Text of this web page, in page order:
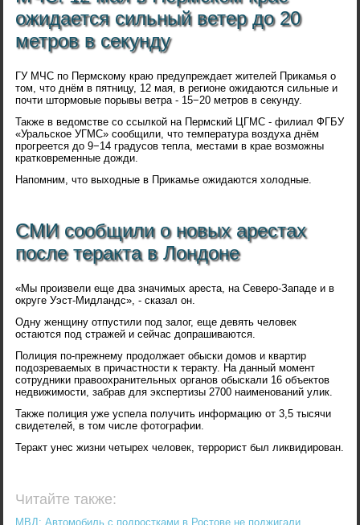
ожидается сильный ветер до 20
метров в секунду
ГУ МЧС по Пермскому краю предупреждает жителей Прикамья о
том, что днём в пятницу, 12 мая, в регионе ожидаются сильные и
почти штормовые порывы ветра - 15−20 метров в секунду.
Также в ведомстве со ссылкой на Пермский ЦГМС - филиал ФГБУ
«Уральское УГМС» сообщили, что температура воздуха днём
прогреется до 9−14 градусов тепла, местами в крае возможны
кратковременные дожди.
Напомним, что выходные в Прикамье ожидаются холодные.
СМИ сообщили о новых арестах
после теракта в Лондоне
«Мы произвели еще два значимых ареста, на Северо-Западе и в
округе Уэст-Мидландс», - сказал он.
Одну женщину отпустили под залог, еще девять человек
остаются под стражей и сейчас допрашиваются.
Полиция по-прежнему продолжает обыски домов и квартир
подозреваемых в причастности к теракту. На данный момент
сотрудники правоохранительных органов обыскали 16 объектов
недвижимости, забрав для экспертизы 2700 наименований улик.
Также полиция уже успела получить информацию от 3,5 тысячи
свидетелей, в том числе фотографии.
Теракт унес жизни четырех человек, террорист был ликвидирован.
Читайте также:
МВД: Автомобиль с подростками в Ростове не поджигали